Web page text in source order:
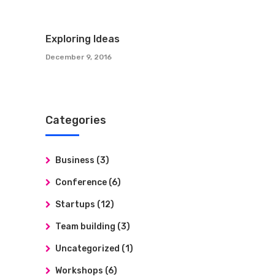
Exploring Ideas
December 9, 2016
Categories
Business (3)
Conference (6)
Startups (12)
Team building (3)
Uncategorized (1)
Workshops (6)